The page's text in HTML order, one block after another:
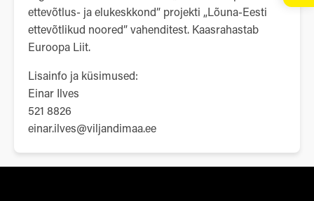
ettevõtlus- ja elukeskkond” projekti „Lõuna-Eesti
ettevõtlikud noored” vahenditest. Kaasrahastab
Euroopa Liit.
Lisainfo ja küsimused:
Einar Ilves
521 8826
einar.ilves@viljandimaa.ee